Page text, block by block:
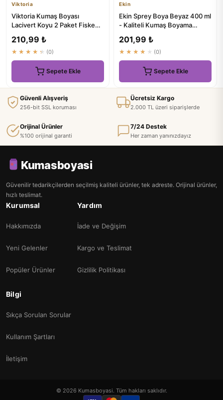
Viktoria
Viktoria Kumaş Boyası
Lacivert Koyu 2 Paket Fiske
210,99 ₺
★★★★★ (0)
Sepete Ekle
Ekin
Ekin Sprey Boya Beyaz 400 ml
- Kaliteli Kumaş Boyama
201,99 ₺
★★★★★ (0)
Sepete Ekle
Güvenli Alışveriş
256-bit SSL koruması
Ücretsiz Kargo
2.000 TL üzeri siparişlerde
Orijinal Ürünler
%100 orijinal garanti
7/24 Destek
Her zaman yanınızdayız
Kumasboyasi
Güvenilir tedarikçilerden seçilmiş kaliteli ürünler, tek adreste. Orijinal ürünler,
hızlı teslimat.
Kurumsal
Hakkımızda
Yeni Gelenler
Popüler Ürünler
Yardım
İade ve Değişim
Kargo ve Teslimat
Gizlilik Politikası
Bilgi
Sıkça Sorulan Sorular
Kullanım Şartları
İletişim
© 2026 Kumasboyasi. Tüm hakları saklıdır.